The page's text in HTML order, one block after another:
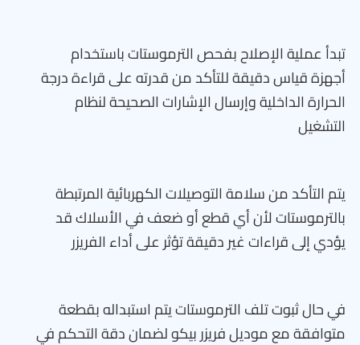
تبدأ عملية الإصلاح بفحص الترموستات باستخدام
أجهزة قياس دقيقة للتأكد من قدرته على قراءة درجة
الحرارة الداخلية وإرسال الإشارات الصحيحة لنظام
التشغيل
يتم التأكد من سلامة التوصيلات الكهربائية المرتبطة
بالترموستات لأن أي قطع أو ضعف في الأسلاك قد
يؤدي إلى قراءات غير دقيقة تؤثر على أداء الفريزر
في حال ثبوت تلف الترموستات يتم استبداله بقطعة
متوافقة مع موديل فريزر بيكو لضمان دقة التحكم في